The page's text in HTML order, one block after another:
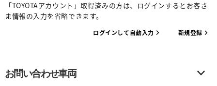
「TOYOTAアカウント」取得済みの方は、ログインするとお客さ
ま情報の入力を省略できます。
ログインして自動入力 新規登録
お問い合わせ車両